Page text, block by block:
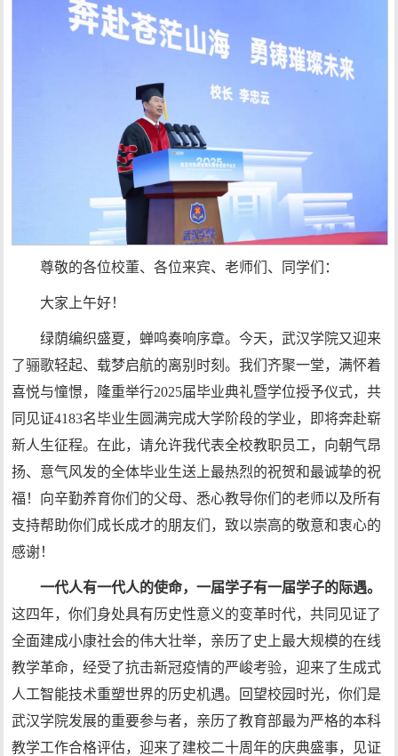
尊敬的各位校董、各位来宾、老师们、同学们：
大家上午好！
绿荫编织盛夏，蝉鸣奏响序章。今天，武汉学院又迎来
了骊歌轻起、载梦启航的离别时刻。我们齐聚一堂，满怀着
喜悦与憧憬，隆重举行2025届毕业典礼暨学位授予仪式，共
同见证4183名毕业生圆满完成大学阶段的学业，即将奔赴崭
新人生征程。在此，请允许我代表全校教职员工，向朝气昂
扬、意气风发的全体毕业生送上最热烈的祝贺和最诚挚的祝
福！向辛勤养育你们的父母、悉心教导你们的老师以及所有
支持帮助你们成长成才的朋友们，致以崇高的敬意和衷心的
感谢！
一代人有一代人的使命，一届学子有一届学子的际遇。
这四年，你们身处具有历史性意义的变革时代，共同见证了
全面建成小康社会的伟大壮举，亲历了史上最大规模的在线
教学革命，经受了抗击新冠疫情的严峻考验，迎来了生成式
人工智能技术重塑世界的历史机遇。回望校园时光，你们是
武汉学院发展的重要参与者，亲历了教育部最为严格的本科
教学工作合格评估，迎来了建校二十周年的庆典盛事，见证